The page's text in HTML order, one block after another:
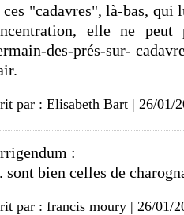
ces "cadavres", là-bas, qui
elle ne
des-prés-sur-
par : Elisabeth Bart | 26/01/
:
sont bien celles de
par : francis moury | 26/01/